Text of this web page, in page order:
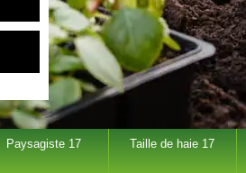
Paysagiste 17 Taille de haie 17